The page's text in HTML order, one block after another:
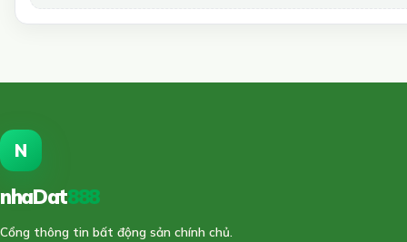
N
nhaDat888
Cổng thông tin bất động sản chính chủ.